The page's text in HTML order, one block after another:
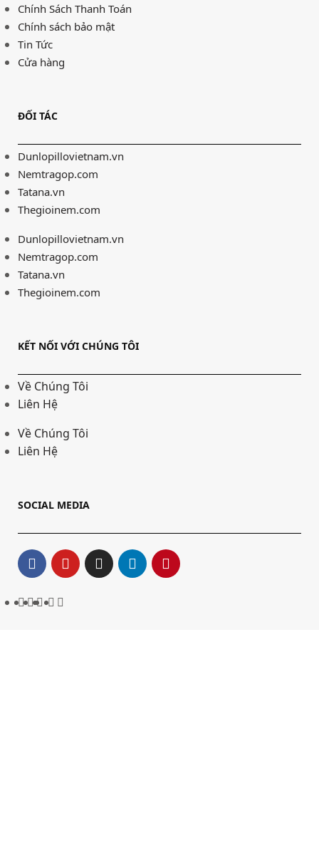
Chính Sách Thanh Toán
Chính sách bảo mật
Tin Tức
Cửa hàng
ĐỐI TÁC
Dunlopillovietnam.vn
Nemtragop.com
Tatana.vn
Thegioinem.com
Dunlopillovietnam.vn
Nemtragop.com
Tatana.vn
Thegioinem.com
KẾT NỐI VỚI CHÚNG TÔI
Về Chúng Tôi
Liên Hệ
Về Chúng Tôi
Liên Hệ
SOCIAL MEDIA